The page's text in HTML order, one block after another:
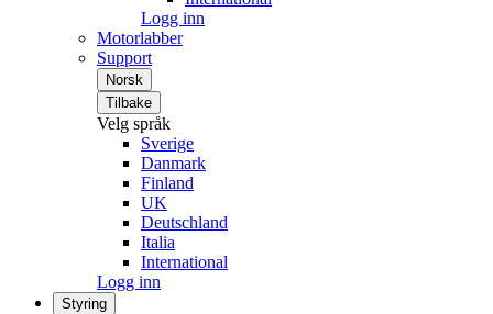
Logg inn
Motorlabber
Support
Norsk
Tilbake
Velg språk
Sverige
Danmark
Finland
UK
Deutschland
Italia
International
Logg inn
Styring